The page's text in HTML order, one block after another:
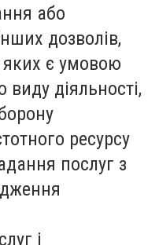
або
дозволів,
є умовою
діяльності,
ресурсу
послуг з
і